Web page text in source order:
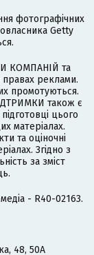
фотографічних
Getty
КОМПАНІЙ та
реклами.
промотуються.
також є
цього
матеріалах.
та оціночні
Згідно з
за зміст
- R40-02163.
48, 50А